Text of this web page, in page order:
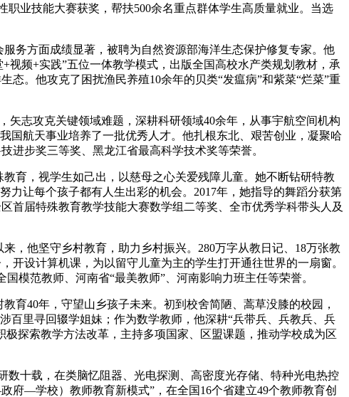
职业技能大赛获奖，帮扶500余名重点群体学生高质量就业。当选
务方面成绩显著，被聘为自然资源部海洋生态保护修复专家。他
视频+实践”五位一体教学模式，出版全国高校水产类规划教材，承
。他攻克了困扰渔民养殖10余年的贝类“发瘟病”和紫菜“烂菜”重
志攻克关键领域难题，深耕科研领域40余年，从事宇航空间机构
国航天事业培养了一批优秀人才。他扎根东北、艰苦创业，凝聚哈
进步奖三等奖、黑龙江省最高科学技术奖等荣誉。
育，视学生如己出，以慈母之心关爱残障儿童。她不断钻研特教
力让每个孩子都有人生出彩的机会。2017年，她指导的舞蹈分获第
首届特殊教育教学技能大赛数学组二等奖、全市优秀学科带头人及
他坚守乡村教育，助力乡村振兴。280万字从教日记、18万张教
设计算机课，为以留守儿童为主的学生打开通往世界的一扇窗。
模范教师、河南省“最美教师”、河南影响力班主任等荣誉。
40年，守望山乡孩子未来。初到校舍简陋、蒿草没膝的校园，
百里寻回辍学姐妹；作为数学教师，他深耕“兵带兵、兵教兵、兵
探索教学方法改革，主持多项国家、区盟课题，推动学校成为区
十载，在类脑忆阻器、光电探测、高密度光存储、特种光电热控
府—学校）教师教育新模式”，在全国16个省建立49个教师教育创